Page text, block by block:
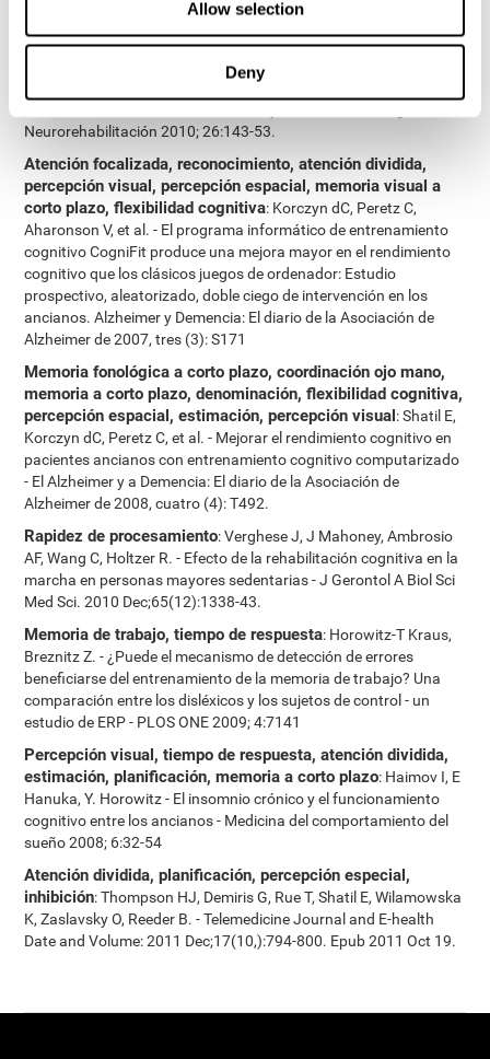
Allow selection
Deny
Neuroepidemiología 2011; 36:91-9.
Memoria a corto plazo, memoria visual, memoria de trabajo:
Shatil E, A Metzer, Horvitz O, Miller R. - Basado en el
entrenamiento personalizado cognitivo en el hogar de pacientes
Neurorehabilitación 2010; 26:143-53.
Atención focalizada, reconocimiento, atención dividida,
percepción visual, percepción espacial, memoria visual a
corto plazo, flexibilidad cognitiva: Korczyn dC, Peretz C,
Aharonson V, et al. - El programa informático de entrenamiento
cognitivo CogniFit produce una mejora mayor en el rendimiento
cognitivo que los clásicos juegos de ordenador: Estudio
prospectivo, aleatorizado, doble ciego de intervención en los
ancianos. Alzheimer y Demencia: El diario de la Asociación de
Alzheimer de 2007, tres (3): S171
Memoria fonológica a corto plazo, coordinación ojo mano,
memoria a corto plazo, denominación, flexibilidad cognitiva,
percepción espacial, estimación, percepción visual: Shatil E,
Korczyn dC, Peretz C, et al. - Mejorar el rendimiento cognitivo en
pacientes ancianos con entrenamiento cognitivo computarizado
- El Alzheimer y a Demencia: El diario de la Asociación de
Alzheimer de 2008, cuatro (4): T492.
Rapidez de procesamiento: Verghese J, J Mahoney, Ambrosio
AF, Wang C, Holtzer R. - Efecto de la rehabilitación cognitiva en la
marcha en personas mayores sedentarias - J Gerontol A Biol Sci
Med Sci. 2010 Dec;65(12):1338-43.
Memoria de trabajo, tiempo de respuesta: Horowitz-T Kraus,
Breznitz Z. - ¿Puede el mecanismo de detección de errores
beneficiarse del entrenamiento de la memoria de trabajo? Una
comparación entre los disléxicos y los sujetos de control - un
estudio de ERP - PLOS ONE 2009; 4:7141
Percepción visual, tiempo de respuesta, atención dividida,
estimación, planificación, memoria a corto plazo: Haimov I, E
Hanuka, Y. Horowitz - El insomnio crónico y el funcionamiento
cognitivo entre los ancianos - Medicina del comportamiento del
sueño 2008; 6:32-54
Atención dividida, planificación, percepción especial,
inhibición: Thompson HJ, Demiris G, Rue T, Shatil E, Wilamowska
K, Zaslavsky O, Reeder B. - Telemedicine Journal and E-health
Date and Volume: 2011 Dec;17(10,):794-800. Epub 2011 Oct 19.